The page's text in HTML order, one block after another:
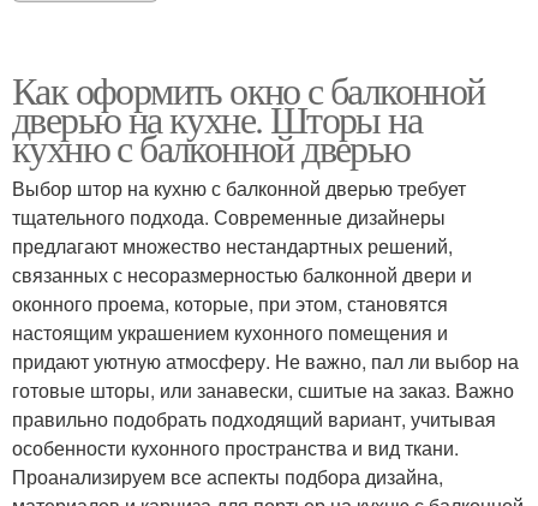
Как оформить окно с балконной
дверью на кухне. Шторы на
кухню с балконной дверью
Выбор штор на кухню с балконной дверью требует
тщательного подхода. Современные дизайнеры
предлагают множество нестандартных решений,
связанных с несоразмерностью балконной двери и
оконного проема, которые, при этом, становятся
настоящим украшением кухонного помещения и
придают уютную атмосферу. Не важно, пал ли выбор на
готовые шторы, или занавески, сшитые на заказ. Важно
правильно подобрать подходящий вариант, учитывая
особенности кухонного пространства и вид ткани.
Проанализируем все аспекты подбора дизайна,